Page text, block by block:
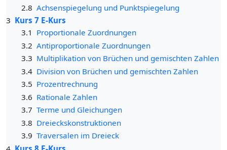
2.8 Achsenspiegelung und Punktspiegelung
3 Kurs 7 E-Kurs
3.1 Proportionale Zuordnungen
3.2 Antiproportionale Zuordnungen
3.3 Multiplikation von Brüchen und gemischten Zahlen
3.4 Division von Brüchen und gemischten Zahlen
3.5 Prozentrechnung
3.6 Rationale Zahlen
3.7 Terme und Gleichungen
3.8 Dreieckskonstruktionen
3.9 Traversalen im Dreieck